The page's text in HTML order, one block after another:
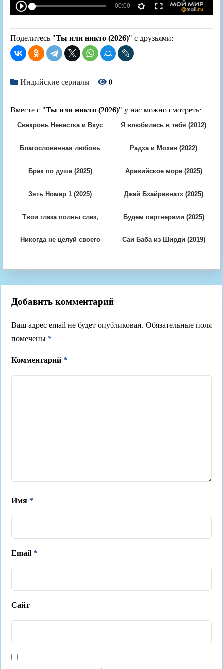
Поделитесь "Ты или никто (2026)" с друзьями:
Индийские сериалы 0
Вместе с "Ты или никто (2026)" у нас можно смотреть:
Свекровь Невестка и Вкус
Я влюбилась в тебя (2012)
Благословенная любовь
Радха и Мохан (2022)
Брак по душе (2025) Аравийское море (2025)
Зять Номер 1 (2025) Джай Бхайравнатх (2025)
Твои глаза полны слез,
Будем партнерами (2025)
Никогда не целуй своего
Саи Баба из Ширди (2019)
Добавить комментарий
Ваш адрес email не будет опубликован. Обязательные поля
помечены *
Комментарий *
Имя *
Email *
Сайт